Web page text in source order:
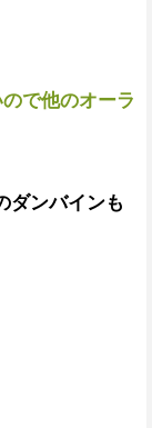
で他のオーラ
ダンバインも